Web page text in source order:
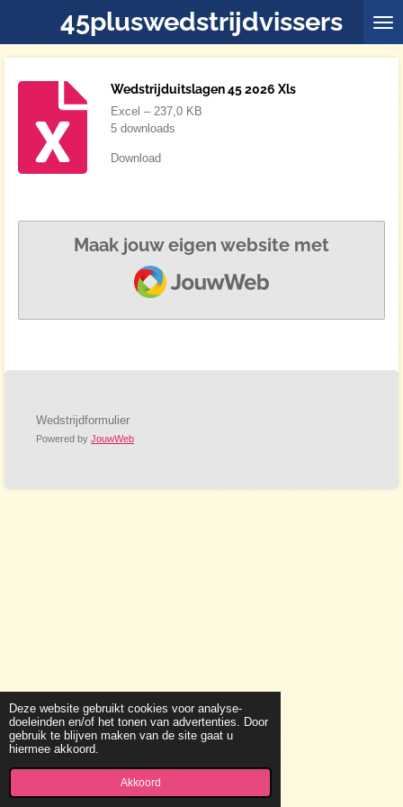
Deze website gebruikt cookies voor analyse-
doeleinden en/of het tonen van advertenties. Door
gebruik te blijven maken van de site gaat u
hiermee akkoord.
Akkoord
hoofdinhoud
45pluswedstrijdvissers
Wedstrijduitslagen 45 2026 Xls
Excel – 237,0 KB
5 downloads
Download
Maak jouw eigen website met
JouwWeb
Wedstrijdformulier
Powered by JouwWeb